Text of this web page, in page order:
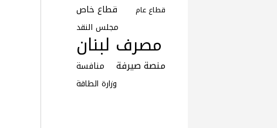
قطاع خاص قطاع عام
مجلس النقد
مصرف لبنان
منافسة منصة صيرفة
وزارة الطاقة